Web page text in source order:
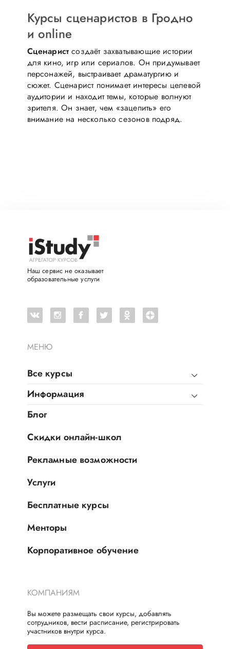
Курсы сценаристов в Гродно
и online
Сценарист создаёт захватывающие истории
для кино, игр или сериалов. Он придумывает
персонажей, выстраивает драматургию и
сюжет. Сценарист понимает интересы целевой
аудитории и находит темы, которые волнуют
зрителя. Он знает, чем «зацепить» его
внимание на несколько сезонов подряд.
МЕНЮ
Все курсы
Информация
Блог
Скидки онлайн-школ
Рекламные возможности
Услуги
Бесплатные курсы
Менторы
Корпоративное обучение
Наш сервис не оказывает
образовательные услуги
КОМПАНИЯМ
Вы можете размещать свои курсы, добавлять
сотрудников, вести расписание, регистрировать
участников внутри курса.